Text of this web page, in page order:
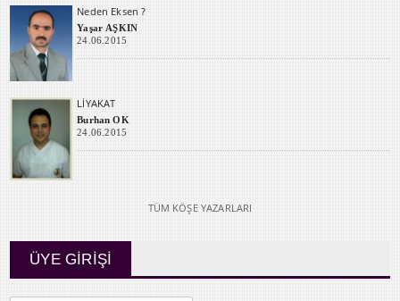
Neden Eksen ?
Yaşar AŞKIN
24.06.2015
LİYAKAT
Burhan OK
24.06.2015
TÜM KÖŞE YAZARLARI
ÜYE GİRİŞİ